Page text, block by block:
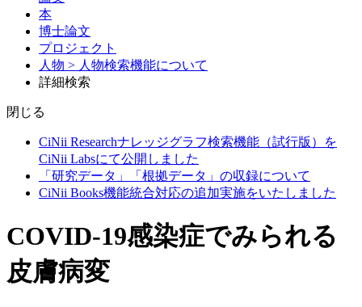
本
博士論文
プロジェクト
人物 > 人物検索機能について
詳細検索
閉じる
CiNii Researchナレッジグラフ検索機能（試行版）を
CiNii Labsにて公開しました
「研究データ」「根拠データ」の収録について
CiNii Books機能統合対応の追加実施をいたしました
COVID-19感染症でみられる
皮膚病変